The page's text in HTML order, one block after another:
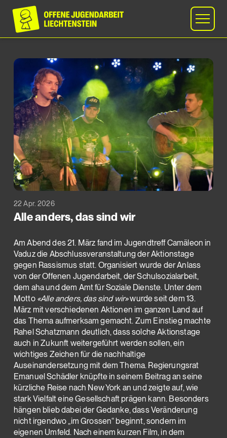
22 Apr. 2026
Alle anders, das sind wir
Am Abend des 21. März fand im Jugendtreff Camäleon in
Vaduz die Abschlussveranstaltung der Aktionstage
gegen Rassismus statt. Organisiert wurde der Anlass
von der Offenen Jugendarbeit, der Schulsozialarbeit,
dem aha und dem Amt für Soziale Dienste. Unter dem
Motto «Alle anders, das sind wir»wurde seit dem 13.
März mit verschiedenen Aktionen im ganzen Land auf
das Thema aufmerksam gemacht. Zum Einstieg machte
Rahel Schatzmann deutlich, dass solche Aktionstage
auch in Zukunft weitergeführt werden sollen, ein
wichtiges Zeichen für die nachhaltige
Auseinandersetzung mit dem Thema. Regierungsrat
Emanuel Schädler knüpfte in seinem Beitrag an seine
kürzliche Reise nach New York an und zeigte auf, wie
stark Vielfalt eine Gesellschaft prägen kann. Besonders
hängen blieb dabei der Gedanke, dass Veränderung
nicht irgendwo „im Grossen“ beginnt, sondern im
eigenen Umfeld. Nach einem kurzen Film, in dem